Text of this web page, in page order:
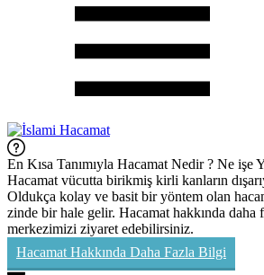
En Kısa Tanımıyla Hacamat Nedir ? Ne işe
Hacamat vücutta birikmiş kirli kanların
Oldukça kolay ve basit bir yöntem olan
zinde bir hale gelir. Hacamat hakkında
merkezimizi ziyaret edebilirsiniz.
Hacamat Hakkında Daha Fazla Bilgi